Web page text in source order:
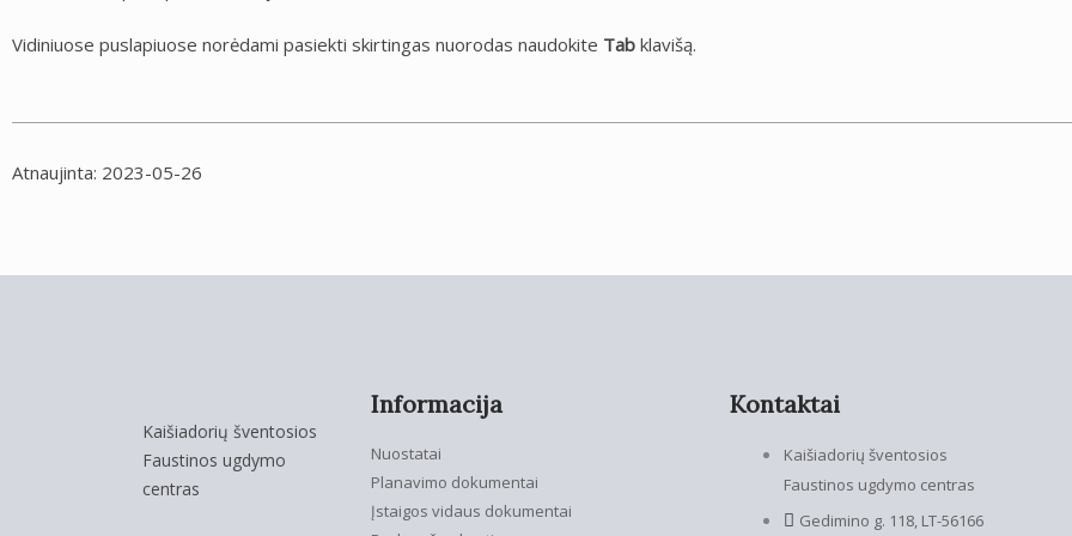
Vidiniuose puslapiuose norėdami pasiekti skirtingas nuorodas naudokite Tab klavišą.
Atnaujinta: 2023-05-26
Kaišiadorių šventosios
Faustinos ugdymo
centras
Informacija
Nuostatai
Planavimo dokumentai
Įstaigos vidaus dokumentai
Kontaktai
Kaišiadorių šventosios
Faustinos ugdymo centras
Gedimino g. 118, LT-56166